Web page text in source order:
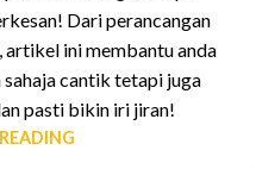
Dari perancangan
artikel ini membantu anda
cantik tetapi juga
pasti bikin iri jiran!